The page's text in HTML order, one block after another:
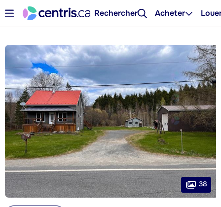
Rechercher Acheter
38